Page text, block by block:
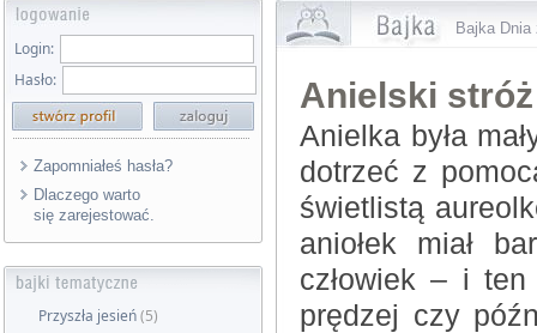
Login:
Hasło:
Zapomniałeś hasła?
Dlaczego warto
się zarejestować.
Przyszła jesień(5)
Bajka Dnia
Anielski stróż
Anielka była
dotrzeć z
świetlistą
aniołek miał
człowiek – i
prędzej czy